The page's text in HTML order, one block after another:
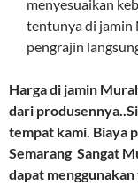
menyesuaikan
tentunya di jamin
pengrajin
Harga di jamin
dari
tempat kami. Biaya
Semarang Sangat
dapat